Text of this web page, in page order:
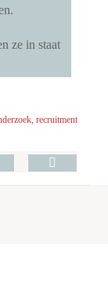
ze in staat
,recruitment